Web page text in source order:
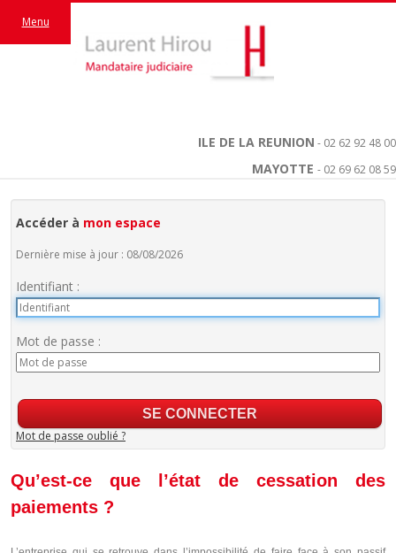
ILE DE LA REUNION - 02 62 92 48 00
MAYOTTE - 02 69 62 08 59
Menu
Accéder à mon espace
Dernière mise à jour : 08/08/2026
Identifiant :
Mot de passe :
Mot de passe oublié ?
Qu’est-ce que l’état de cessation des
paiements ?